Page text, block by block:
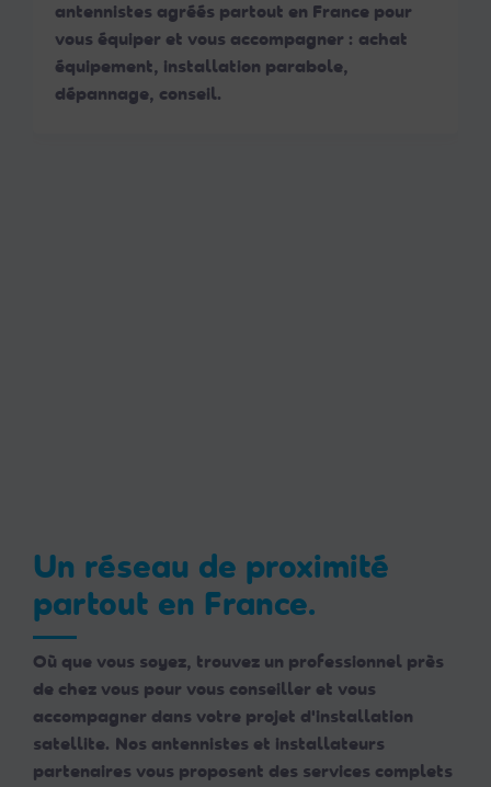
antennistes agréés partout en France pour
vous équiper et vous accompagner : achat
équipement, installation parabole,
dépannage, conseil.
Un réseau de proximité
partout en France.
Où que vous soyez, trouvez un professionnel près
de chez vous pour vous conseiller et vous
accompagner dans votre projet d'installation
satellite. Nos antennistes et installateurs
partenaires vous proposent des services complets